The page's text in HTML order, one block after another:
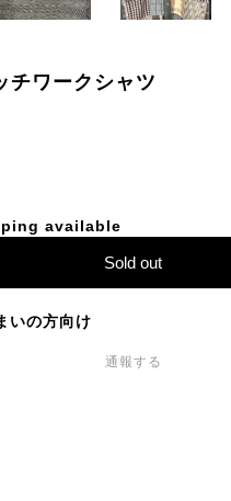
チワークシャツ
available
Sold out
いの方向け
通報する